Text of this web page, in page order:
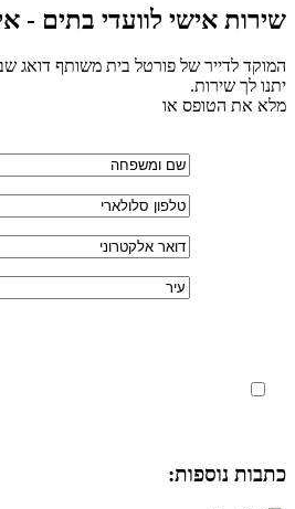
שירות אישי לוועדי בתים -
המוקד לדייר של פורטל בית משותף דואג
יתנו לך שירות.
מלא את הטופס או
כתבות נוספות: